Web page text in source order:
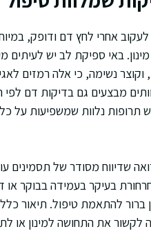
לעקוב אחרי לחץ דם ודופק,
באי ספיקת לב יש לעיתים
נשימה, כי אלה רמזים
מבצעים גם בדיקות דם
תרופות נלוות שמשפיעות על
שדיווח מסודר של תסמינים
בעיקר בעמידה בבוקר או
ברור להתאמת טיפול. תיאור
לקשור את התחושה למינון או